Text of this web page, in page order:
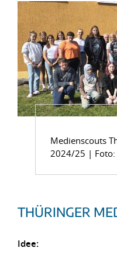
Medienscouts
2024/25 | Foto:
THÜRINGER
Idee: